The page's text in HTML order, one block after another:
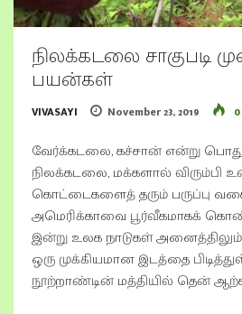
நிலக்கடலை சாகுபடி
பயன்கள்
VIVASAYI November 23, 2019 0
வேர்க்கடலை, கச்சான் என்று
நிலக்கடலை, மக்களால் விரும்பி
கொட்டைகளைத் தரும் பருப்பு
அமெரிக்காவை பூர்வீகமாகக்
இன்று உலக நாடுகள்
ஒரு முக்கியமான இடத்தை
நூற்றாண்டின் மத்தியில் தென்